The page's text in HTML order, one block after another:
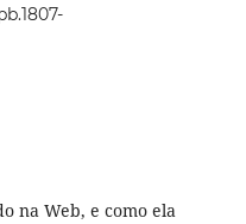
na Web, e como ela